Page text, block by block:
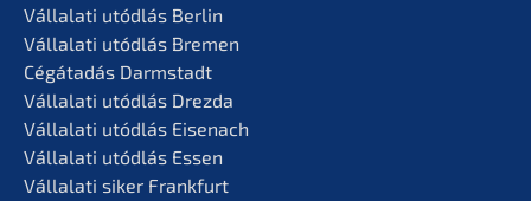
Vállala­ti utódlás Berlin
Vállala­ti utódlás Bremen
Cégáta­dás Darmstadt
Vállala­ti utódlás Drezda
Vállala­ti utódlás Eisenach
Vállala­ti utódlás Essen
Vállala­ti siker Frankfurt